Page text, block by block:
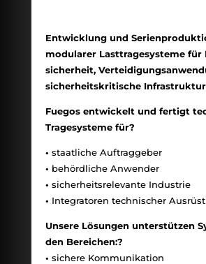
Entwicklung und
modularer Lasttragesysteme für
sicherheit,
sicherheitskritische
Fuegos entwickelt und fertigt
Tragesysteme für?
• staatliche Auftraggeber
• behördliche Anwender
• sicherheitsrelevante Industrie
• Integratoren technischer
Unsere Lösungen unterstützen
den Bereichen:?
• sichere Kommunikation